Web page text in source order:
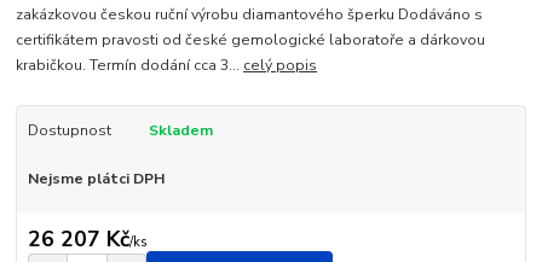
zakázkovou českou ruční výrobu diamantového šperku Dodáváno s
certifikátem pravosti od české gemologické laboratoře a dárkovou
krabičkou. Termín dodání cca 3... celý popis
Dostupnost Skladem
Nejsme plátci DPH
26 207 Kč/ks